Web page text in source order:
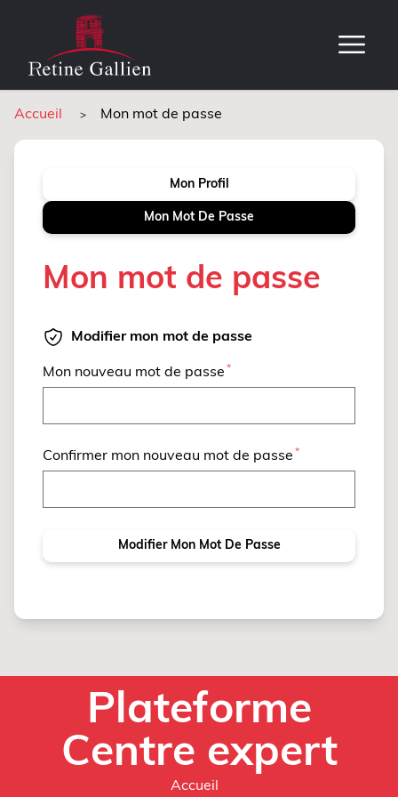
Accueil Mon mot de passe
Mon Profil
Mon Mot De Passe
Mon mot de passe
Modifier mon mot de passe
Mon nouveau mot de passe
Confirmer mon nouveau mot de passe
Modifier Mon Mot De Passe
Plateforme
Centre expert
Accueil